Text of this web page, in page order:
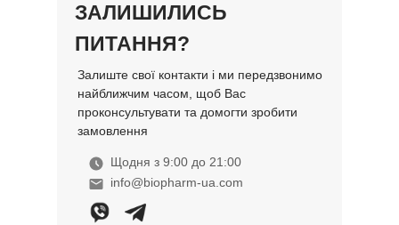
Залиште свої контакти і ми передзвонимо
найближчим часом, щоб Вас
проконсультувати та домогти зробити
замовлення
ЗАЛИШИЛИСЬ
ПИТАННЯ?
Щодня з 9:00 до 21:00
info@biopharm-ua.com